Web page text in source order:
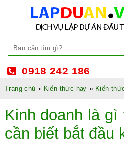
0918 242 186
Trang chủ » Kiến thức hay » Kiến
Kinh doanh là gì
cần biết bắt đầu